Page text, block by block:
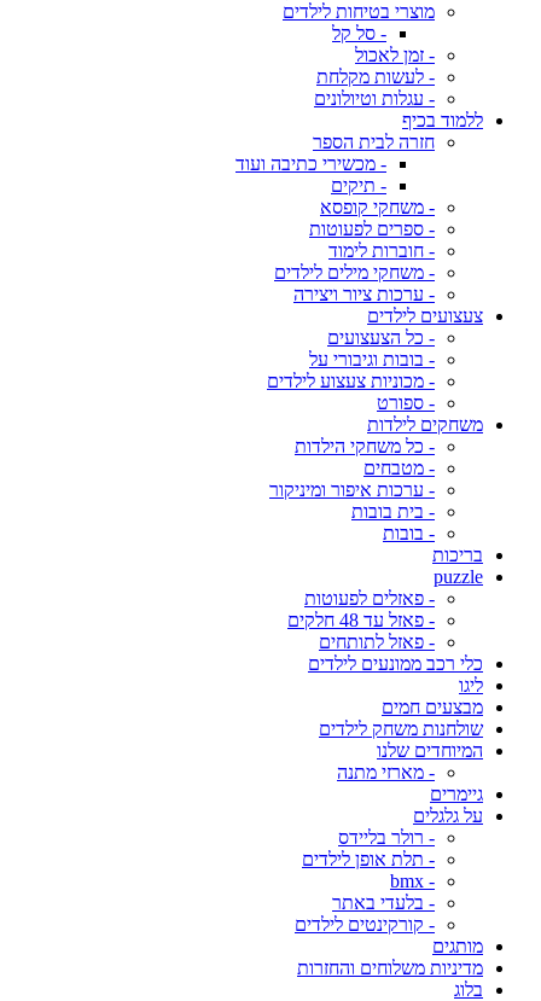
מוצרי בטיחות לילדים
- סל קל
- זמן לאכול
- לעשות מקלחת
- עגלות וטיולונים
ללמוד בכיף
חזרה לבית הספר
- מכשירי כתיבה ועוד
- תיקים
- משחקי קופסא
- ספרים לפעוטות
- חוברות לימוד
- משחקי מילים לילדים
- ערכות ציור ויצירה
צעצועים לילדים
- כל הצעצועים
- בובות וגיבורי על
- מכוניות צעצוע לילדים
- ספורט
משחקים לילדות
- כל משחקי הילדות
- מטבחים
- ערכות איפור ומיניקור
- בית בובות
- בובות
בריכות
puzzle
- פאזלים לפעוטות
- פאזל עד 48 חלקים
- פאזל לתותחים
כלי רכב ממונעים לילדים
ליגו
מבצעים חמים
שולחנות משחק לילדים
המיוחדים שלנו
- מארזי מתנה
גיימרים
על גלגלים
- רולר בליידס
- תלת אופן לילדים
- bmx
- בלעדי באתר
- קורקינטים לילדים
מותגים
מדיניות משלוחים והחזרות
בלוג